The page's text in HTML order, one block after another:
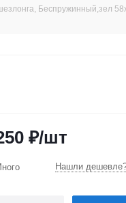
Беспружинный,зел
₽/шт
Нашли